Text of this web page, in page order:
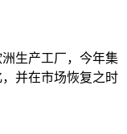
生产工厂，今年集
并在市场恢复之时